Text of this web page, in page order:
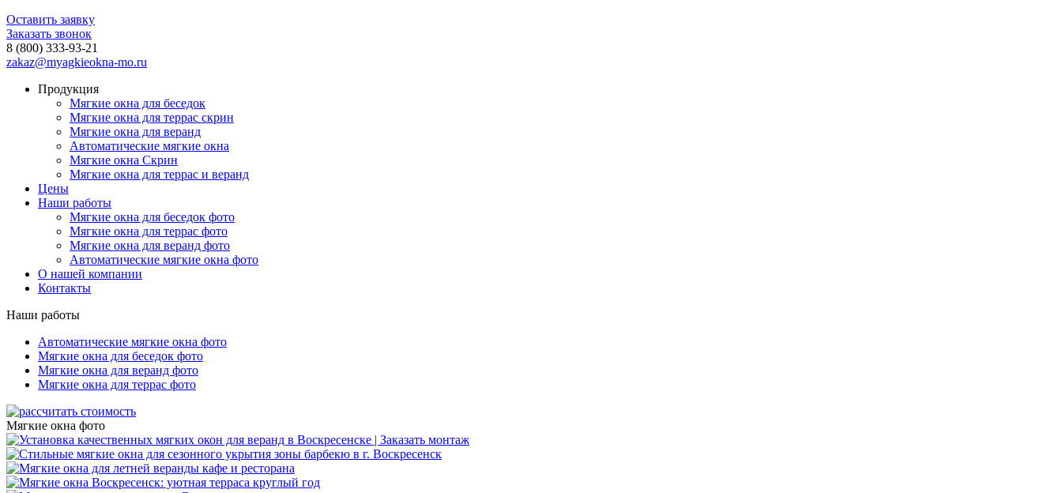
Оставить заявку
Заказать звонок
8 (800) 333-93-21
zakaz@myagkieokna-mo.ru
Продукция
Мягкие окна для беседок
Мягкие окна для террас скрин
Мягкие окна для веранд
Автоматические мягкие окна
Мягкие окна Скрин
Мягкие окна для террас и веранд
Цены
Наши работы
Мягкие окна для беседок фото
Мягкие окна для террас фото
Мягкие окна для веранд фото
Автоматические мягкие окна фото
О нашей компании
Контакты
Наши работы
Автоматические мягкие окна фото
Мягкие окна для беседок фото
Мягкие окна для веранд фото
Мягкие окна для террас фото
Мягкие окна фото